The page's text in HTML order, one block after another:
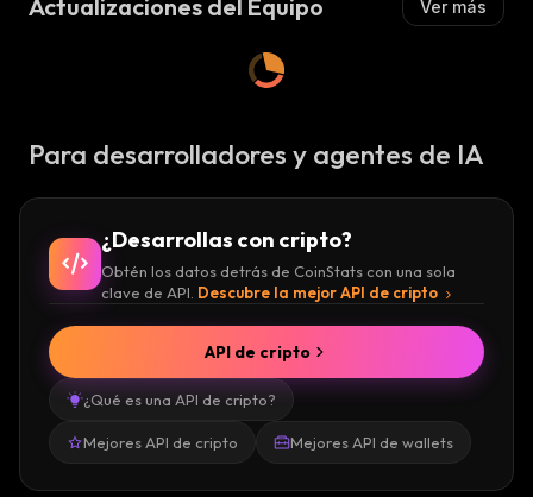
:
Actualizaciones del Equipo Ver más
Para desarrolladores y agentes de IA
¿Desarrollas con cripto?
Obtén los datos detrás de CoinStats con una sola
clave de API. Descubre la mejor API de cripto
¿Qué es una API de cripto?
Mejores API de cripto Mejores API de wallets
API de cripto